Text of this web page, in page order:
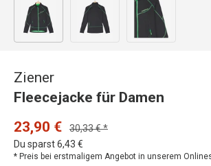
Bild 1 in Galerieansicht laden
Ziener
Fleecejacke für Damen
23,90 €
30,33 € *
Du sparst 6,43 €
* Preis bei erstmaligem Angebot in unserem